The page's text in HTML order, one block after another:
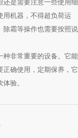
是需要注意一些使用细
用机器，不得超负荷运
除霜等操作也需要按照说
非常重要的设备。它能
正确使用，定期保养，它
验。